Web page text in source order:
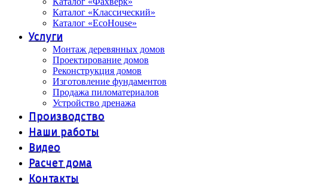
Каталог «Классический»
Каталог «EcoHouse»
Услуги
Монтаж деревянных домов
Проектирование домов
Реконструкция домов
Изготовление фундаментов
Продажа пиломатериалов
Устройство дренажа
Производство
Наши работы
Видео
Расчет дома
Контакты